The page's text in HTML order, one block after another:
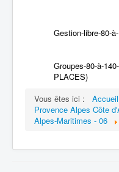
Gestion-libre-80-
Groupes-80-à-
PLACES)
Vous êtes ici :
Accueil
Provence Alpes Côte
Alpes-Maritimes - 06